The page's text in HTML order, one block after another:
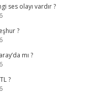
ses olayı vardır ?
?
mı ?
?